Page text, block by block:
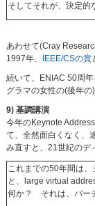
そしてそれが、決定的
あわせて(Cray
1997年、
IEEE/CSの賞
続いて、ENIAC 50周
グラマの女性の(後年
9) 基調講演
今年のKeynote
て、全然面白くなく、
み直すと、21世紀のデ
これまでの50年間は
と、large virtual
何か？ それは、バー